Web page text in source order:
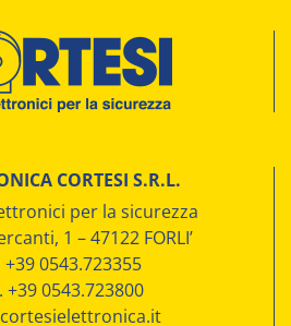
CORTESI S.R.L.
per la sicurezza
1 – 47122 FORLI’
+39 0543.723355
+39 0543.723800